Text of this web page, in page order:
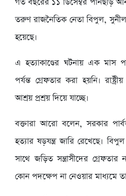
গত বছরের ১১ ডিসেম্বর পানছড়ি
তরুণ রাজনৈতিক নেতা বিপুল,
হয়েছে।
এ হত্যাকাণ্ডের ঘটনায় এক মাস
পর্যন্ত গ্রেফতার করা হয়নি।
আশ্রয় প্রশ্রয় দিয়ে যাচ্ছে।
বক্তারা আরো বলেন, সরকার
হত্যার ষড়যন্ত্র জারি রেখেছে।
সাথে জড়িত সন্ত্রাসীদের
কোন পদক্ষেপ না নেওয়ার মাধ্যমে